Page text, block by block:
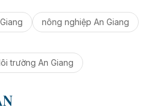
nông nghiệp An Giang
trường An Giang